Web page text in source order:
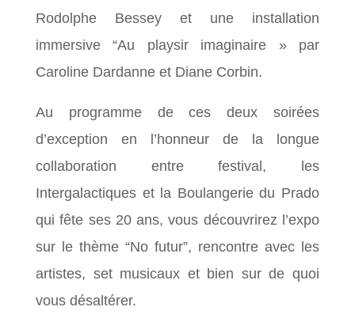
Rodolphe Bessey et une installation
immersive “Au playsir imaginaire » par
Caroline Dardanne et Diane Corbin.
Au programme de ces deux soirées
d’exception en l’honneur de la longue
collaboration entre festival, les
Intergalactiques et la Boulangerie du Prado
qui fête ses 20 ans, vous découvrirez l’expo
sur le thème “No futur”, rencontre avec les
artistes, set musicaux et bien sur de quoi
vous désaltérer.